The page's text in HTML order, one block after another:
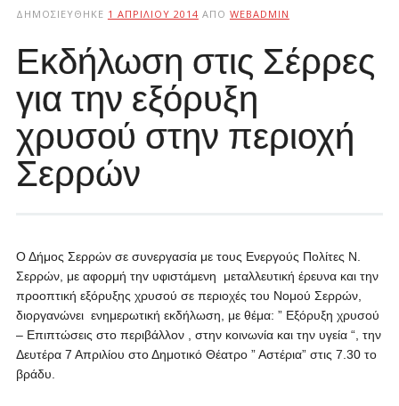
ΔΗΜΟΣΙΕΎΘΗΚΕ 1 ΑΠΡΙΛΊΟΥ 2014 ΑΠΌ WEBADMIN
Εκδήλωση στις Σέρρες
για την εξόρυξη
χρυσού στην περιοχή
Σερρών
Ο Δήμος Σερρών σε συνεργασία με τους Ενεργούς Πολίτες Ν.
Σερρών, με αφορμή τηv υφιστάμενη μεταλλευτική έρευνα και την
προοπτική εξόρυξης χρυσού σε περιοχές του Νομού Σερρών,
διοργανώνει ενημερωτική εκδήλωση, με θέμα: ” Εξόρυξη χρυσού
– Επιπτώσεις στο περιβάλλον , στην κοινωνία και την υγεία “, την
Δευτέρα 7 Απριλίου στο Δημοτικό Θέατρο ” Αστέρια” στις 7.30 το
βράδυ.